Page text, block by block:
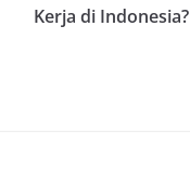
Kerja di Indonesia?